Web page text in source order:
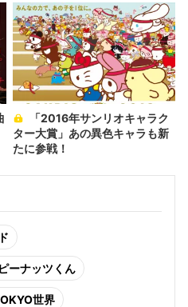
ター大賞」あの異色キャラも新
たに参戦！
ーナッツくん
世界